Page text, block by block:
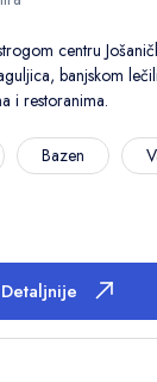
centru
banjskom
i restoranima.
Bazen
Detaljnije